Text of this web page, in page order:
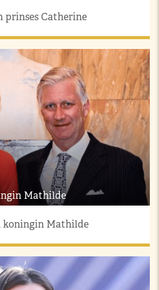
prinses Catherine
Mathilde
koningin Mathilde